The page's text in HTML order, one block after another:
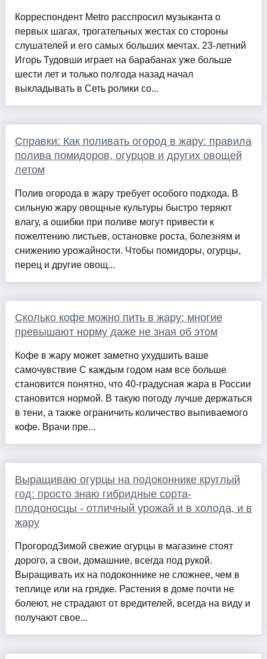
Корреспондент Metro расспросил музыканта о
первых шагах, трогательных жестах со стороны
слушателей и его самых больших мечтах. 23-летний
Игорь Тудовши играет на барабанах уже больше
шести лет и только полгода назад начал
выкладывать в Сеть ролики со...
Справки: Как поливать огород в жару: правила
полива помидоров, огурцов и других овощей
летом
Полив огорода в жару требует особого подхода. В
сильную жару овощные культуры быстро теряют
влагу, а ошибки при поливе могут привести к
пожелтению листьев, остановке роста, болезням и
снижению урожайности. Чтобы помидоры, огурцы,
перец и другие овощ...
Сколько кофе можно пить в жару: многие
превышают норму даже не зная об этом
Кофе в жару может заметно ухудшить ваше
самочувствие С каждым годом нам все больше
становится понятно, что 40-градусная жара в России
становится нормой. В такую погоду лучше держаться
в тени, а также ограничить количество выпиваемого
кофе. Врачи пре...
Выращиваю огурцы на подоконнике круглый
год: просто знаю гибридные сорта-
плодоносцы - отличный урожай и в холода, и в
жару
ПрогородЗимой свежие огурцы в магазине стоят
дорого, а свои, домашние, всегда под рукой.
Выращивать их на подоконнике не сложнее, чем в
теплице или на грядке. Растения в доме почти не
болеют, не страдают от вредителей, всегда на виду и
получают свое...